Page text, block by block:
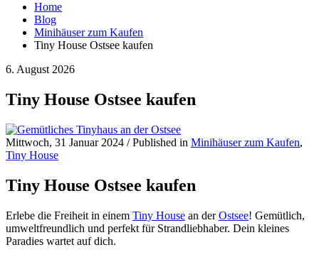
Home
Blog
Minihäuser zum Kaufen
Tiny House Ostsee kaufen
6. August 2026
Tiny House Ostsee kaufen
Mittwoch, 31 Januar 2024 /Published in Minihäuser zum Kaufen,
Tiny House
Tiny House Ostsee kaufen
Erlebe die Freiheit in einem Tiny House an derOstsee! Gemütlich,
umweltfreundlich und perfekt für Strandliebhaber. Dein kleines
Paradies wartet auf dich.